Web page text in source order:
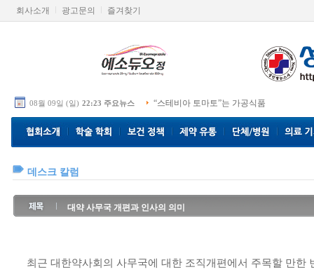
회사소개 광고문의 즐겨찾기
08월 09일 (일) 22:23 주요뉴스 “스테비아 토마토”는 가공식품
데스크 칼럼
대약 사무국 개편과 인사의 의미
최근 대한약사회의 사무국에 대한 조직개편에서 주목할 만한